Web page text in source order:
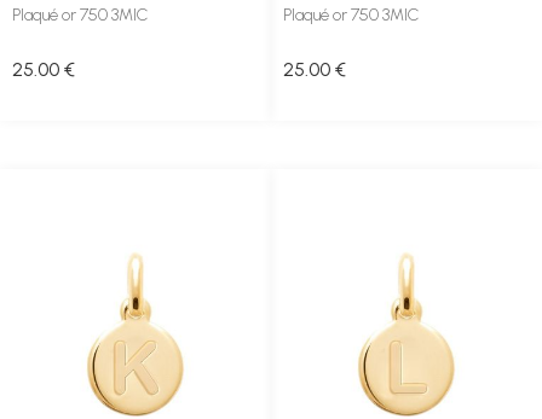
Plaqué or 750 3MIC
25 .00 €
Plaqué or 750 3MIC
25 .00 €